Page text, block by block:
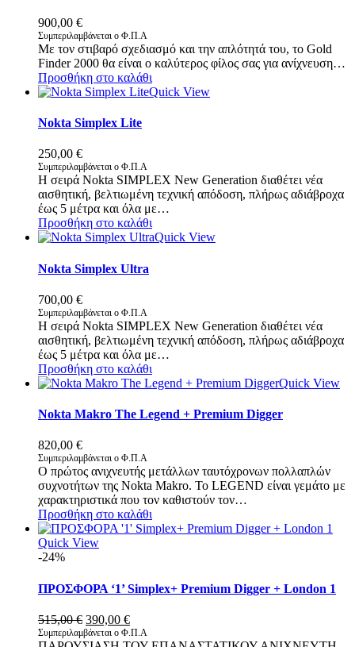
900,00 €
Συμπεριλαμβάνεται ο Φ.Π.Α
Με τον στιβαρό σχεδιασμό και την απλότητά του, το Gold
Finder 2000 θα είναι ο καλύτερος φίλος σας για ανίχνευση…
Προσθήκη στο καλάθι
Quick View
Nokta Simplex Lite
250,00 €
Συμπεριλαμβάνεται ο Φ.Π.Α
Η σειρά Nokta SIMPLEX New Generation διαθέτει νέα
αισθητική, βελτιωμένη τεχνική απόδοση, πλήρως αδιάβροχα
έως 5 μέτρα και όλα με…
Προσθήκη στο καλάθι
Quick View
Nokta Simplex Ultra
700,00 €
Συμπεριλαμβάνεται ο Φ.Π.Α
Η σειρά Nokta SIMPLEX New Generation διαθέτει νέα
αισθητική, βελτιωμένη τεχνική απόδοση, πλήρως αδιάβροχα
έως 5 μέτρα και όλα με…
Προσθήκη στο καλάθι
Quick View
Nokta Makro The Legend + Premium Digger
820,00 €
Συμπεριλαμβάνεται ο Φ.Π.Α
Ο πρώτος ανιχνευτής μετάλλων ταυτόχρονων πολλαπλών
συχνοτήτων της Nokta Makro. Το LEGEND είναι γεμάτο με
χαρακτηριστικά που τον καθιστούν τον…
Προσθήκη στο καλάθι
Quick View
-24%
ΠΡΟΣΦΟΡΑ ‘1’ Simplex+ Premium Digger + London 1
515,00€ Original
price
390,00 €Η
τρέχουσα
Συμπεριλαμβάνεται ο Φ.Π.Α